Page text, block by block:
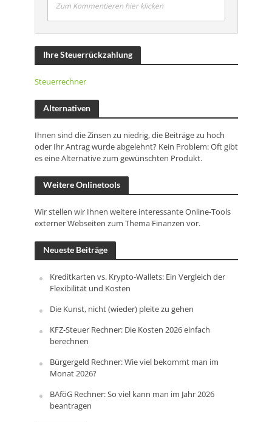
Zum Kommentieren hier klicken
Ihre Steuerrückzahlung
Steuerrechner
Alternativen
Ihnen sind die Zinsen zu niedrig, die Beiträge zu hoch
oder Ihr Antrag wurde abgelehnt? Kein Problem: Oft gibt
es eine Alternative zum gewünschten Produkt.
Weitere Onlinetools
Wir stellen wir Ihnen weitere interessante Online-Tools
externer Webseiten zum Thema Finanzen vor.
Neueste Beiträge
Kreditkarten vs. Krypto-Wallets: Ein Vergleich der
Flexibilität und Kosten
Die Kunst, nicht (wieder) pleite zu gehen
KFZ-Steuer Rechner: Die Kosten 2026 einfach
berechnen
Bürgergeld Rechner: Wie viel bekommt man im
Monat 2026?
BAföG Rechner: So viel kann man im Jahr 2026
beantragen